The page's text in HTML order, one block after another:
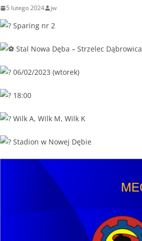
5 lutego 2024 jw
Sparing nr 2
Stal Nowa Dęba – Strzelec Dąbrowica
06/02/2023 (wtorek)
18:00
Wilk A, Wilk M, Wilk K
Stadion w Nowej Dębie